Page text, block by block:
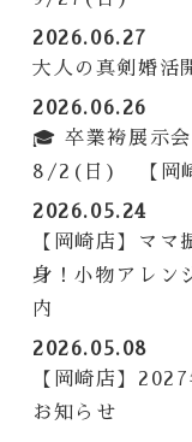
2026.06.27
大人の真剣婚
2026.06.26
🎓 卒業袴展示
8/2(日) 【岡崎
2026.05.24
【岡崎店】マ
身！小物アレン
内
2026.05.08
【岡崎店】
お知らせ